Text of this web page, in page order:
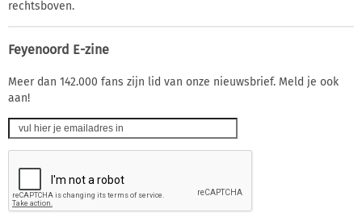
rechtsboven.
Feyenoord E-zine
Meer dan 142.000 fans zijn lid van onze nieuwsbrief. Meld je ook
aan!